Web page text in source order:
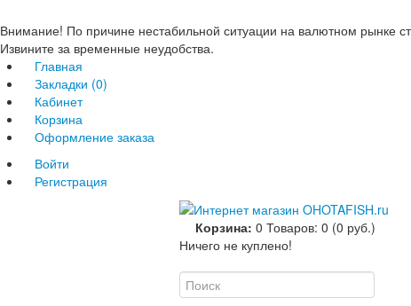
Внимание! По причине нестабильной ситуации на валютном рынке
Извините за временные неудобства.
Главная
Закладки (0)
Кабинет
Корзина
Оформление заказа
Войти
Регистрация
Корзина: 0 Товаров: 0 (0 руб.)
Ничего не куплено!